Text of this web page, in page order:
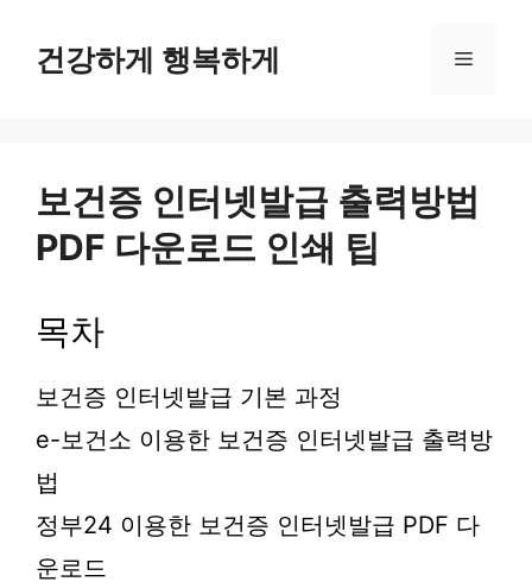
건강하게 행복하게 메
보건증 인터넷발급 출력방법
PDF 다운로드 인쇄 팁
목차
보건증 인터넷발급 기본 과정
e-보건소 이용한 보건증 인터넷발급 출력방
법
정부24 이용한 보건증 인터넷발급 PDF 다
운로드